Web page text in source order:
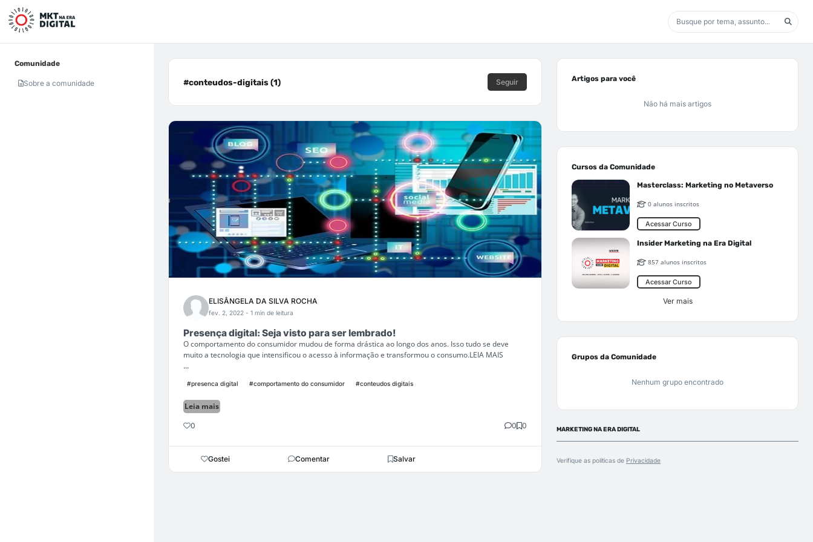
Comunidade
Sobre a comunidade #conteudos-digitais (1) Seguir
ELISÂNGELA DA SILVA ROCHA
fev. 2, 2022 - 1 min de leitura
Presença digital: Seja visto para ser lembrado!
O comportamento do consumidor mudou de forma drástica ao longo dos anos. Isso tudo se deve
muito a tecnologia que intensificou o acesso à informação e transformou o consumo.LEIA MAIS
...
#presenca digital #comportamento do consumidor #conteudos digitais
Leia mais
0 0 0
Gostei Comentar Salvar
Artigos para você
Não há mais artigos
Cursos da Comunidade
Masterclass: Marketing no Metaverso
0 alunos inscritos
Acessar Curso
Insider Marketing na Era Digital
857 alunos inscritos
Acessar Curso
Ver mais
Grupos da Comunidade
Nenhum grupo encontrado
MARKETING NA ERA DIGITAL
Verifique as políticas de Privacidade